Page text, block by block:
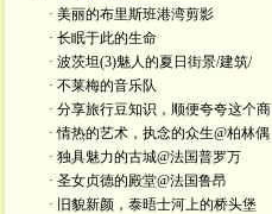
· 美丽的布里斯班港湾剪影
· 长眠于此的生命
· 波茨坦(3)魅人的夏日街景/建筑/
· 不莱梅的音乐队
· 分享旅行豆知识，顺便夸夸这个商
· 情热的艺术，执念的众生@柏林偶
· 独具魅力的古城@法国普罗万
· 圣女贞德的殿堂@法国鲁昂
· 旧貌新颜，泰晤士河上的桥头堡